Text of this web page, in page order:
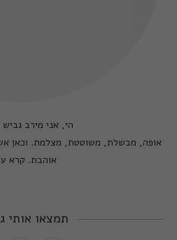
הי, אני מירב
אופה, מבשלת, משוטטת, מצלמת. וכאן
אוהבת. קרא
תמצאו אותי